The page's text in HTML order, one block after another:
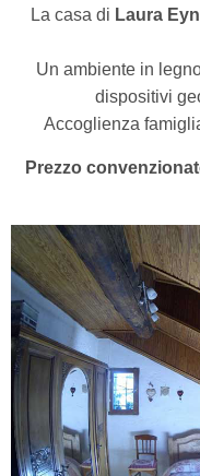
La casa di Laura
Un ambiente in
dispositivi
Accoglienza
Prezzo